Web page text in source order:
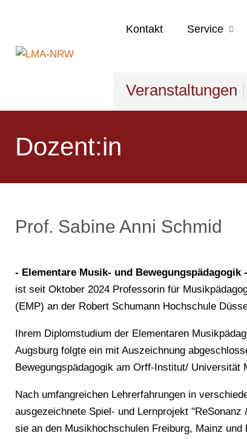
Kontakt Service
Veranstaltungen
Dozent:in
Prof. Sabine Anni Schmid
- Elementare Musik- und Bewegungspädagogik -
ist seit Oktober 2024 Professorin für
(EMP) an der Robert Schumann Hochschule
Ihrem Diplomstudium der Elementaren
Augsburg folgte ein mit Auszeichnung
Bewegungspädagogik am Orff-Institut/ Universität
Nach umfangreichen Lehrerfahrungen in
ausgezeichnete Spiel- und Lernprojekt
sie an den Musikhochschulen Freiburg, Mainz